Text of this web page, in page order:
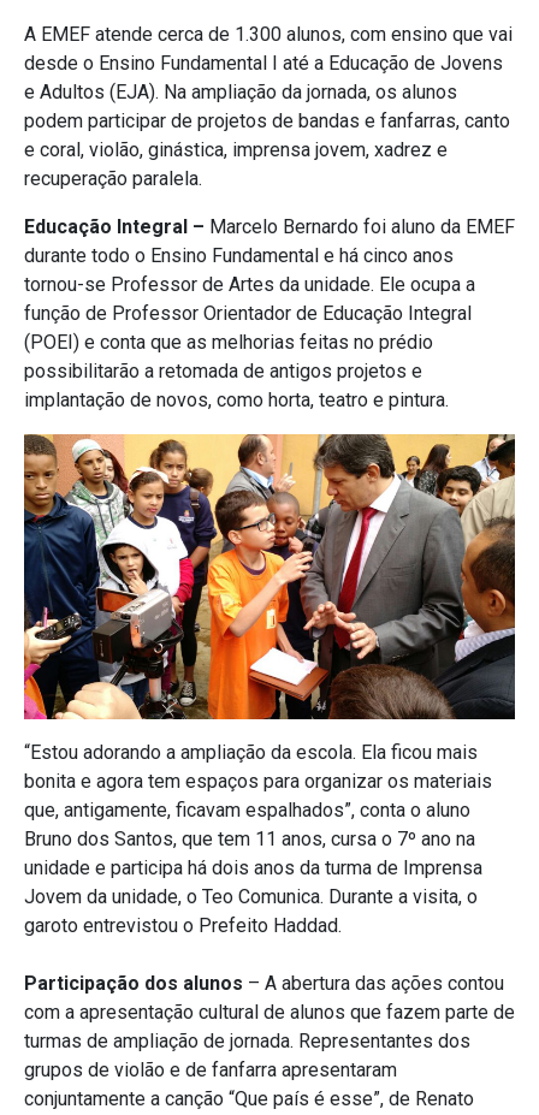
A EMEF atende cerca de 1.300 alunos, com ensino que vai
desde o Ensino Fundamental I até a Educação de Jovens
e Adultos (EJA). Na ampliação da jornada, os alunos
podem participar de projetos de bandas e fanfarras, canto
e coral, violão, ginástica, imprensa jovem, xadrez e
recuperação paralela.
Educação Integral – Marcelo Bernardo foi aluno da EMEF
durante todo o Ensino Fundamental e há cinco anos
tornou-se Professor de Artes da unidade. Ele ocupa a
função de Professor Orientador de Educação Integral
(POEI) e conta que as melhorias feitas no prédio
possibilitarão a retomada de antigos projetos e
implantação de novos, como horta, teatro e pintura.
“Estou adorando a ampliação da escola. Ela ficou mais
bonita e agora tem espaços para organizar os materiais
que, antigamente, ficavam espalhados”, conta o aluno
Bruno dos Santos, que tem 11 anos, cursa o 7º ano na
unidade e participa há dois anos da turma de Imprensa
Jovem da unidade, o Teo Comunica. Durante a visita, o
garoto entrevistou o Prefeito Haddad.
Participação dos alunos – A abertura das ações contou
com a apresentação cultural de alunos que fazem parte de
turmas de ampliação de jornada. Representantes dos
grupos de violão e de fanfarra apresentaram
conjuntamente a canção “Que país é esse”, de Renato